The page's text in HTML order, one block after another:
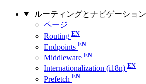
ルーティングとナビゲーション
ページ
Routing
Endpoints
Middleware
Internationalization (i18n)
Prefetch